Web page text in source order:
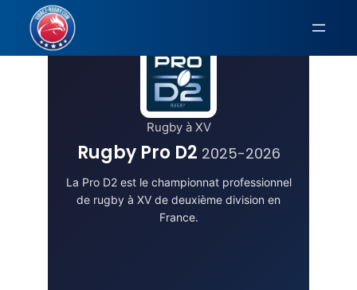
Aller
contenu
Rugby à XV
Rugby Pro D2 2025-2026
La Pro D2 est le championnat professionnel
de rugby à XV de deuxième division en
France.